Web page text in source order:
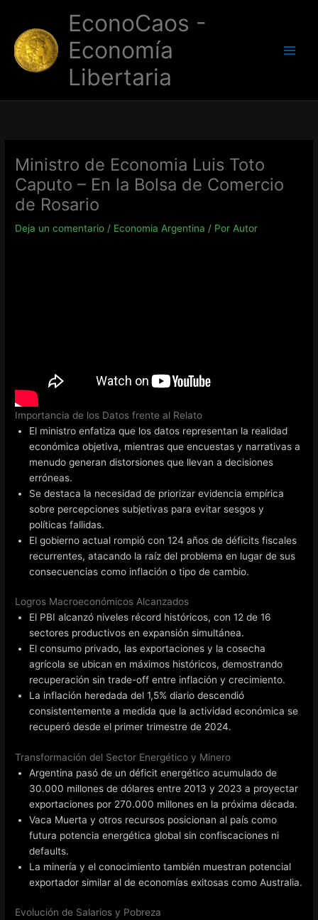
contenido
EconoCaos -
Economía
Libertaria
Ministro de Economia Luis Toto
Caputo – En la Bolsa de Comercio
de Rosario
Deja un comentario / Economia Argentina / Por Autor
Importancia de los Datos frente al Relato
El ministro enfatiza que los datos representan la realidad
económica objetiva, mientras que encuestas y narrativas a
menudo generan distorsiones que llevan a decisiones
erróneas.
Se destaca la necesidad de priorizar evidencia empírica
sobre percepciones subjetivas para evitar sesgos y
políticas fallidas.
El gobierno actual rompió con 124 años de déficits fiscales
recurrentes, atacando la raíz del problema en lugar de sus
consecuencias como inflación o tipo de cambio.
Logros Macroeconómicos Alcanzados
El PBI alcanzó niveles récord históricos, con 12 de 16
sectores productivos en expansión simultánea.
El consumo privado, las exportaciones y la cosecha
agrícola se ubican en máximos históricos, demostrando
recuperación sin trade-off entre inflación y crecimiento.
La inflación heredada del 1,5% diario descendió
consistentemente a medida que la actividad económica se
recuperó desde el primer trimestre de 2024.
Transformación del Sector Energético y Minero
Argentina pasó de un déficit energético acumulado de
30.000 millones de dólares entre 2013 y 2023 a proyectar
exportaciones por 270.000 millones en la próxima década.
Vaca Muerta y otros recursos posicionan al país como
futura potencia energética global sin confiscaciones ni
defaults.
La minería y el conocimiento también muestran potencial
exportador similar al de economías exitosas como Australia.
Evolución de Salarios y Pobreza